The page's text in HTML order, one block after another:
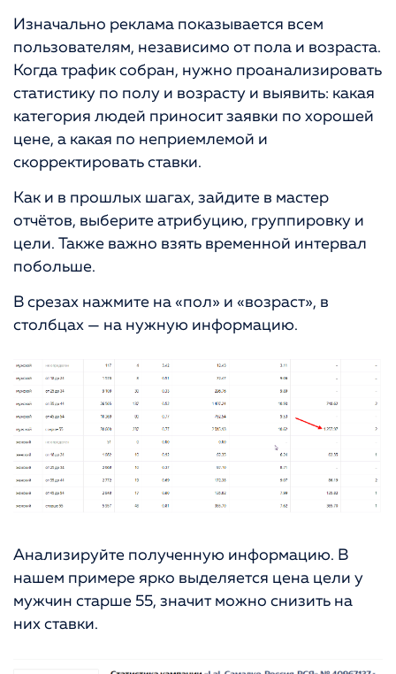
Изначально реклама показывается всем
пользователям, независимо от пола и возраста.
Когда трафик собран, нужно проанализировать
статистику по полу и возрасту и выявить: какая
категория людей приносит заявки по хорошей
цене, а какая по неприемлемой и
скорректировать ставки.
Как и в прошлых шагах, зайдите в мастер
отчётов, выберите атрибуцию, группировку и
цели. Также важно взять временной интервал
побольше.
В срезах нажмите на «пол» и «возраст», в
столбцах — на нужную информацию.
Анализируйте полученную информацию. В
нашем примере ярко выделяется цена цели у
мужчин старше 55, значит можно снизить на
них ставки.